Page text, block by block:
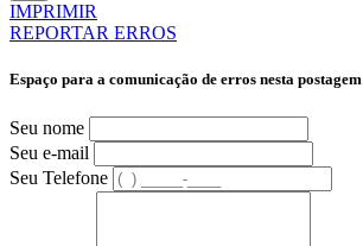
IMPRIMIR
REPORTAR ERROS
Espaço para a comunicação de erros nesta postagem
Seu nome
Seu e-mail
Seu Telefone